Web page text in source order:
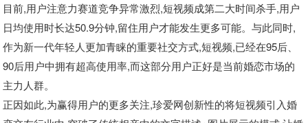
目前,用户注意力赛道竞争异常激烈,短视频成第二大时间杀手,用户
日均使用时长达50.9分钟,留住用户才能发生更多可能。与此同时,
作为新一代年轻人更加青睐的重要社交方式,短视频,已经在95后、
90后用户中拥有超高使用率,而这部分用户正好是当前婚恋市场的
主力人群。
正因如此,为赢得用户的更多关注,珍爱网创新性的将短视频引入婚